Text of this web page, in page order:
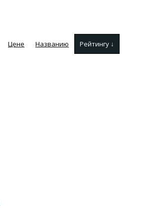
Цене Названию Рейтингу ↓